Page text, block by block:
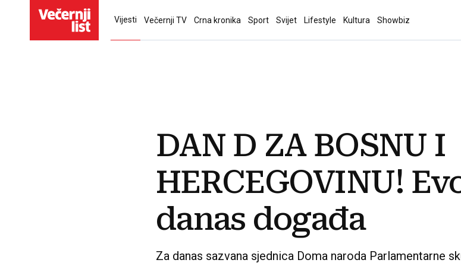
Vijesti Večernji TV Crna kronika Sport Svijet Lifestyle Kultura Showbiz
DAN D ZA BOSNU I
HERCEGOVINU!
danas događa
Za danas sazvana sjednica Doma naroda Parlamentarne